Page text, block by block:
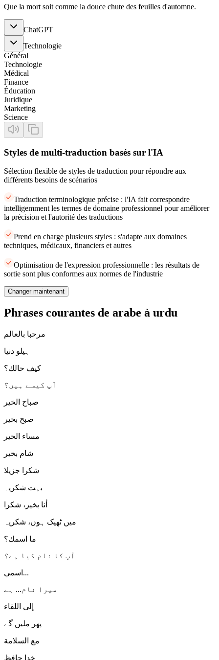
Que la mort soit comme la douce chute des feuilles d'automne.
ChatGPT
Technologie
Général
Technologie
Médical
Finance
Éducation
Juridique
Marketing
Science
Styles de multi-traduction basés sur l'IA
Sélection flexible de styles de traduction pour répondre aux
différents besoins de scénarios
Traduction terminologique précise : l'IA fait correspondre
intelligemment les termes de domaine professionnel pour améliorer
la précision et l'autorité des traductions
Prend en charge plusieurs styles : s'adapte aux domaines
techniques, médicaux, financiers et autres
Optimisation de l'expression professionnelle : les résultats de
sortie sont plus conformes aux normes de l'industrie
Changer maintenant
Phrases courantes de arabe à urdu
مرحبا بالعالم
ہیلو دنیا
كيف حالك؟
آپ کیسے ہیں؟
صباح الخير
صبح بخیر
مساء الخير
شام بخیر
شكرا جزيلا
بہت شکریہ
أنا بخير، شكرا
میں ٹھیک ہوں، شکریہ
ما اسمك؟
آپ کا نام کیا ہے؟
اسمي...
میرا نام... ہے
إلى اللقاء
پھر ملیں گے
مع السلامة
خدا حافظ